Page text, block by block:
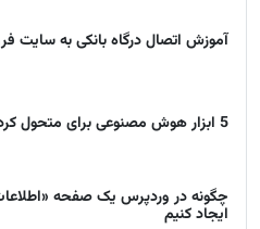
آموزش اتصال درگاه بانکی به سایت
5 ابزار هوش مصنوعی برای متحول کردن ووکامرس
چگونه در وردپرس یک صفحه
ایجاد کنیم